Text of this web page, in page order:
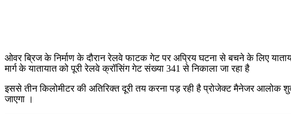
ओवर ब्रिज के निर्माण के दौरान रेलवे फाटक गेट पर अप्रिय घटना से बचने के लिए
मार्ग के यातायात को पूरी रेलवे क्रॉसिंग गेट संख्या 341 से निकाला जा रहा है
इससे तीन किलोमीटर की अतिरिक्त दूरी तय करना पड़ रही है प्रोजेक्ट मैनेजर आलोक
जाएगा ।